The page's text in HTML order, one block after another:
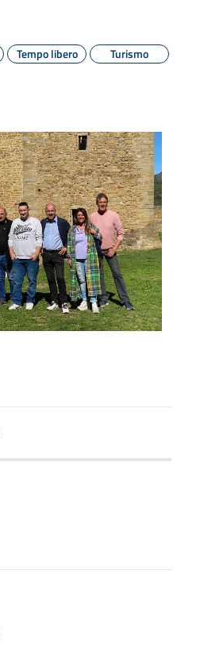
Tempo libero Turismo